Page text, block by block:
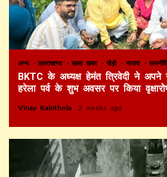
अन्य उत्तराखण्ड खास खबर पौड़ी भाजपा
BKTC के अध्यक्ष हेमंत त्रिवेदी ने
हरेला पर्व के शुभ अवसर पर किया
Vinay Kainthola 3 weeks ago